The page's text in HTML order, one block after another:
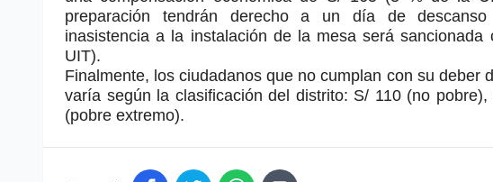
preparación tendrán derecho a un día de descanso
inasistencia a la instalación de la mesa será
UIT).
Finalmente, los ciudadanos que no cumplan con su deber
varía según la clasificación del distrito: S/ 110 (no
(pobre extremo).